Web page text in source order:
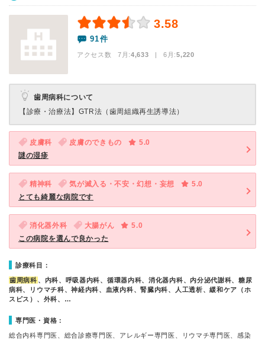
3.58
91件
アクセス数 7月:4,633 | 6月:5,220
歯周病科について
【診療・治療法】 GTR法（歯周組織再生誘導法）
皮膚科 皮膚のできもの
5.0
謎の湿疹
精神科 気が滅入る・不安・幻想・妄想
5.0
とても綺麗な病院です
消化器外科 大腸がん
5.0
この病院を選んで良かった
診療科目：
歯周病科 、内科、呼吸器内科、循環器内科、消化器内科、内分泌代謝科、糖尿
病科、リウマチ科、神経内科、血液内科、腎臓内科、人工透析、緩和ケア（ホ
スピス）、外科、…
専門医・資格：
総合内科専門医、総合診療専門医、アレルギー専門医、リウマチ専門医、感染